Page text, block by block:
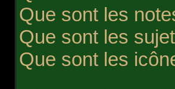
Que sont les
Que sont les
Que sont les